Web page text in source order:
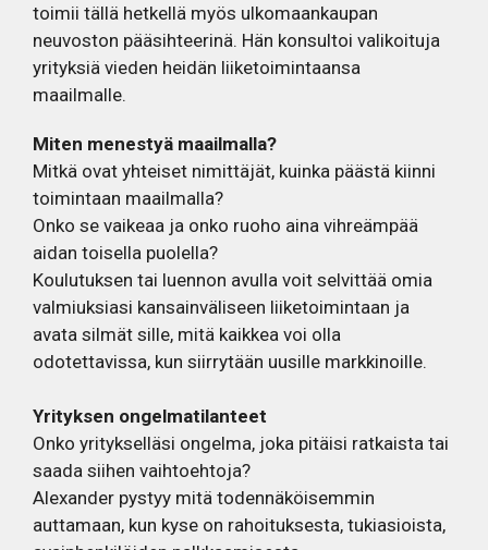
toimii tällä hetkellä myös ulkomaankaupan
neuvoston pääsihteerinä. Hän konsultoi valikoituja
yrityksiä vieden heidän liiketoimintaansa
maailmalle.
Miten menestyä maailmalla?
Mitkä ovat yhteiset nimittäjät, kuinka päästä kiinni
toimintaan maailmalla?
Onko se vaikeaa ja onko ruoho aina vihreämpää
aidan toisella puolella?
Koulutuksen tai luennon avulla voit selvittää omia
valmiuksiasi kansainväliseen liiketoimintaan ja
avata silmät sille, mitä kaikkea voi olla
odotettavissa, kun siirrytään uusille markkinoille.
Yrityksen ongelmatilanteet
Onko yritykselläsi ongelma, joka pitäisi ratkaista tai
saada siihen vaihtoehtoja?
Alexander pystyy mitä todennäköisemmin
auttamaan, kun kyse on rahoituksesta, tukiasioista,